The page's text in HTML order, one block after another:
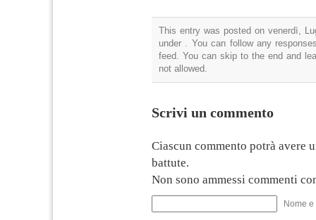
This entry was posted on venerdì,
under . You can follow any
feed. You can skip to the end and
not allowed.
Scrivi un commento
Ciascun commento potrà avere
battute.
Non sono ammessi commenti
Nome